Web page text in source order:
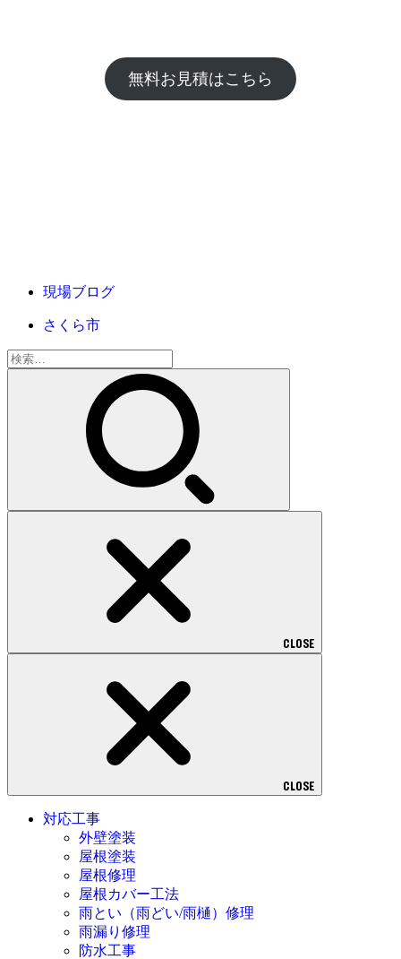
無料お見積はこちら
現場ブログ
さくら市
検
索:
CLOSE
CLOSE
対応工事
外壁塗装
屋根塗装
屋根修理
屋根カバー工法
雨とい（雨どい/雨樋）修理
雨漏り修理
防水工事